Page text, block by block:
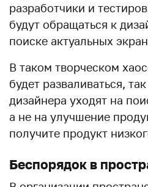
разработчики и
будут обращаться к
поиске актуальных
В таком творческом
будет разваливаться,
дизайнера уходят на
а не на улучшение
получите продукт
Беспорядок в